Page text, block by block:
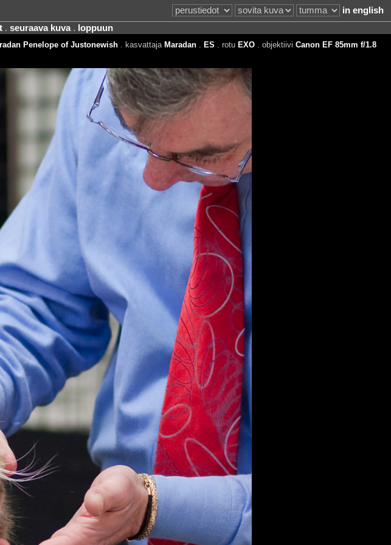
in english
. seuraava kuva. loppuun
Penelope of Justonewish. kasvattaja Maradan. ES . rotu EXO. objektiivi Canon EF 85mm f/1.8